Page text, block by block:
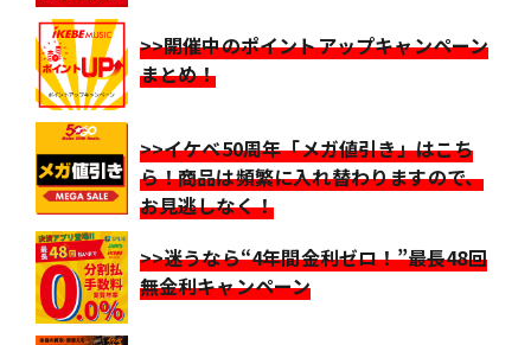
>>開催中のポイントアップキャンペーン
まとめ！
>>イケベ50周年「メガ値引き」はこち
ら！商品は頻繁に入れ替わりますので、
お見逃しなく！
>>迷うなら“4年間金利ゼロ！”最長48回
無金利キャンペーン